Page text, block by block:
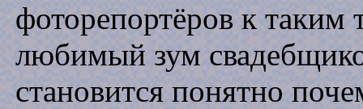
фоторепортёров к таким
любимый зум
становится понятно